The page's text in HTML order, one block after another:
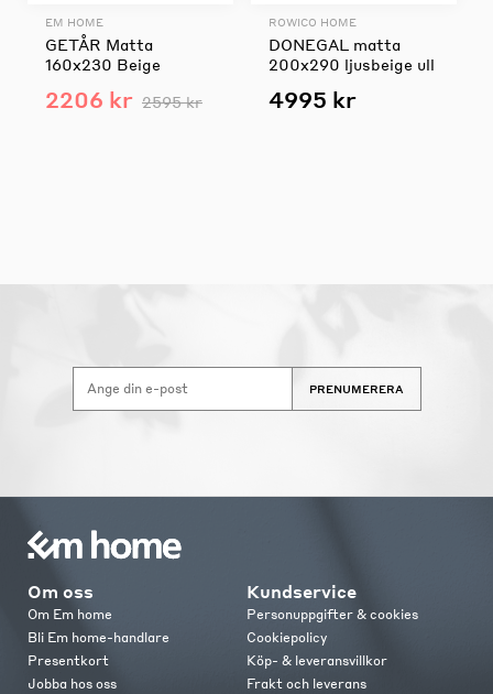
EM HOME
GETÅR Matta
160x230 Beige
2206 kr 2595 kr
ROWICO HOME
DONEGAL matta
200x290 ljusbeige ull
4995 kr
PRENUMERERA
Om oss
Om Em home
Bli Em home-handlare
Presentkort
Jobba hos oss
Kundservice
Personuppgifter & cookies
Cookiepolicy
Köp- & leveransvillkor
Frakt och leverans